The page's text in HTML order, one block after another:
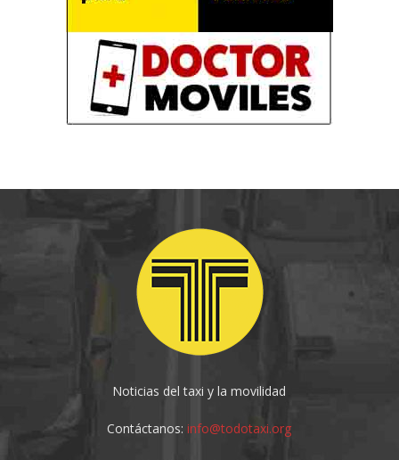
Noticias del taxi y la movilidad
Contáctanos:info@todotaxi.org